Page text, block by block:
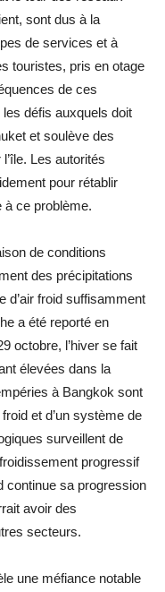
sont dus à la
de services et à
touristes, pris en otage
de ces
défis auxquels doit
et soulève des
Les autorités
pour rétablir
à ce problème.
de conditions
des précipitations
d’air froid suffisamment
a été reporté en
octobre, l’hiver se fait
élevées dans la
à Bangkok sont
et d’un système de
surveillent de
progressif
continue sa progression
avoir des
secteurs.
une méfiance notable